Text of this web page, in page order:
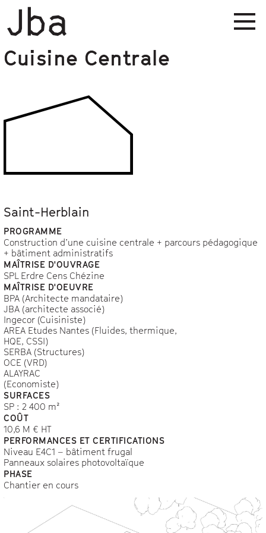
Cuisine Centrale
Saint-Herblain
PROGRAMME
Construction d’une cuisine centrale + parcours pédagogique
+ bâtiment administratifs
MAÎTRISE D'OUVRAGE
SPL Erdre Cens Chézine
MAÎTRISE D'OEUVRE
BPA (Architecte mandataire)
JBA (architecte associé)
Ingecor (Cuisiniste)
AREA Etudes Nantes (Fluides, thermique,
HQE, CSSI)
SERBA (Structures)
OCE (VRD)
ALAYRAC
(Economiste)
SURFACES
SP : 2 400 m²
COÛT
10,6 M € HT
PERFORMANCES ET CERTIFICATIONS
Niveau E4C1 – bâtiment frugal
Panneaux solaires photovoltaïque
PHASE
Chantier en cours